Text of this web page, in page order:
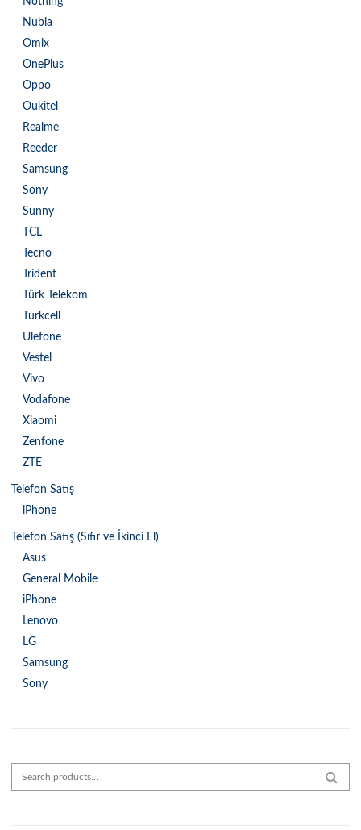
Nubia
Omix
OnePlus
Oppo
Oukitel
Realme
Reeder
Samsung
Sony
Sunny
TCL
Tecno
Trident
Türk Telekom
Turkcell
Ulefone
Vestel
Vivo
Vodafone
Xiaomi
Zenfone
ZTE
Telefon Satış
iPhone
Telefon Satış (Sıfır ve İkinci El)
Asus
General Mobile
iPhone
Lenovo
LG
Samsung
Sony
Search for: